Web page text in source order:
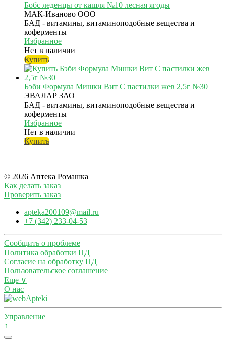
Бобс леденцы от кашля №10 лесная ягоды
МАК-Иваново ООО
БАД - витамины, витаминоподобные вещества и
коферменты
Избранное
Нет в наличии
Купить
Бэби Формула Мишки Вит С пастилки жев 2,5г №30
ЭВАЛАР ЗАО
БАД - витамины, витаминоподобные вещества и
коферменты
Избранное
Нет в наличии
Купить
© 2026 Аптека Ромашка
Как делать заказ
Проверить заказ
apteka200109@mail.ru
+7 (342) 233-04-53
Сообщить о проблеме
Политика обработки ПД
Согласие на обработку ПД
Пользовательское соглашение
Еще ∨
О нас
Управление
↑